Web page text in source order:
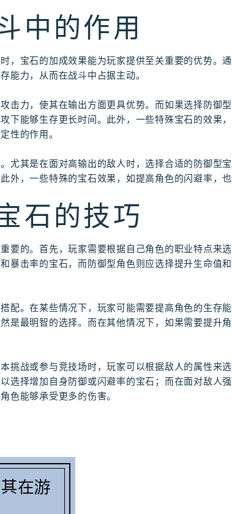
中的作用
，宝石的加成效果能为玩家提供至关重要的优势。通
能力，从而在战斗中占据主动。
击力，使其在输出方面更具优势。而如果选择防御型
下能够生存更长时间。此外，一些特殊宝石的效果，
性的作用。
尤其是在面对高输出的敌人时，选择合适的防御型宝
外，一些特殊的宝石效果，如提高角色的闪避率，也
石的技巧
要的。首先，玩家需要根据自己角色的职业特点来选
暴击率的宝石，而防御型角色则应选择提升生命值和
配。在某些情况下，玩家可能需要提高角色的生存能
是最明智的选择。而在其他情况下，如果需要提升角
挑战或参与竞技场时，玩家可以根据敌人的属性来选
选择增加自身防御或闪避率的宝石；而在面对敌人强
色能够承受更多的伤害。